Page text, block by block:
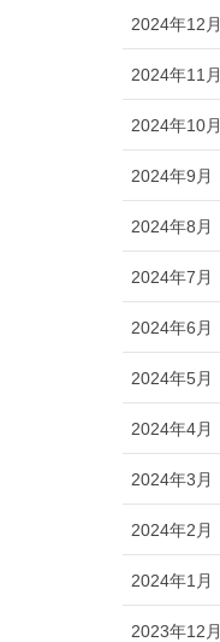
2024年12月
2024年11月
2024年10月
2024年9月
2024年8月
2024年7月
2024年6月
2024年5月
2024年4月
2024年3月
2024年2月
2024年1月
2023年12月